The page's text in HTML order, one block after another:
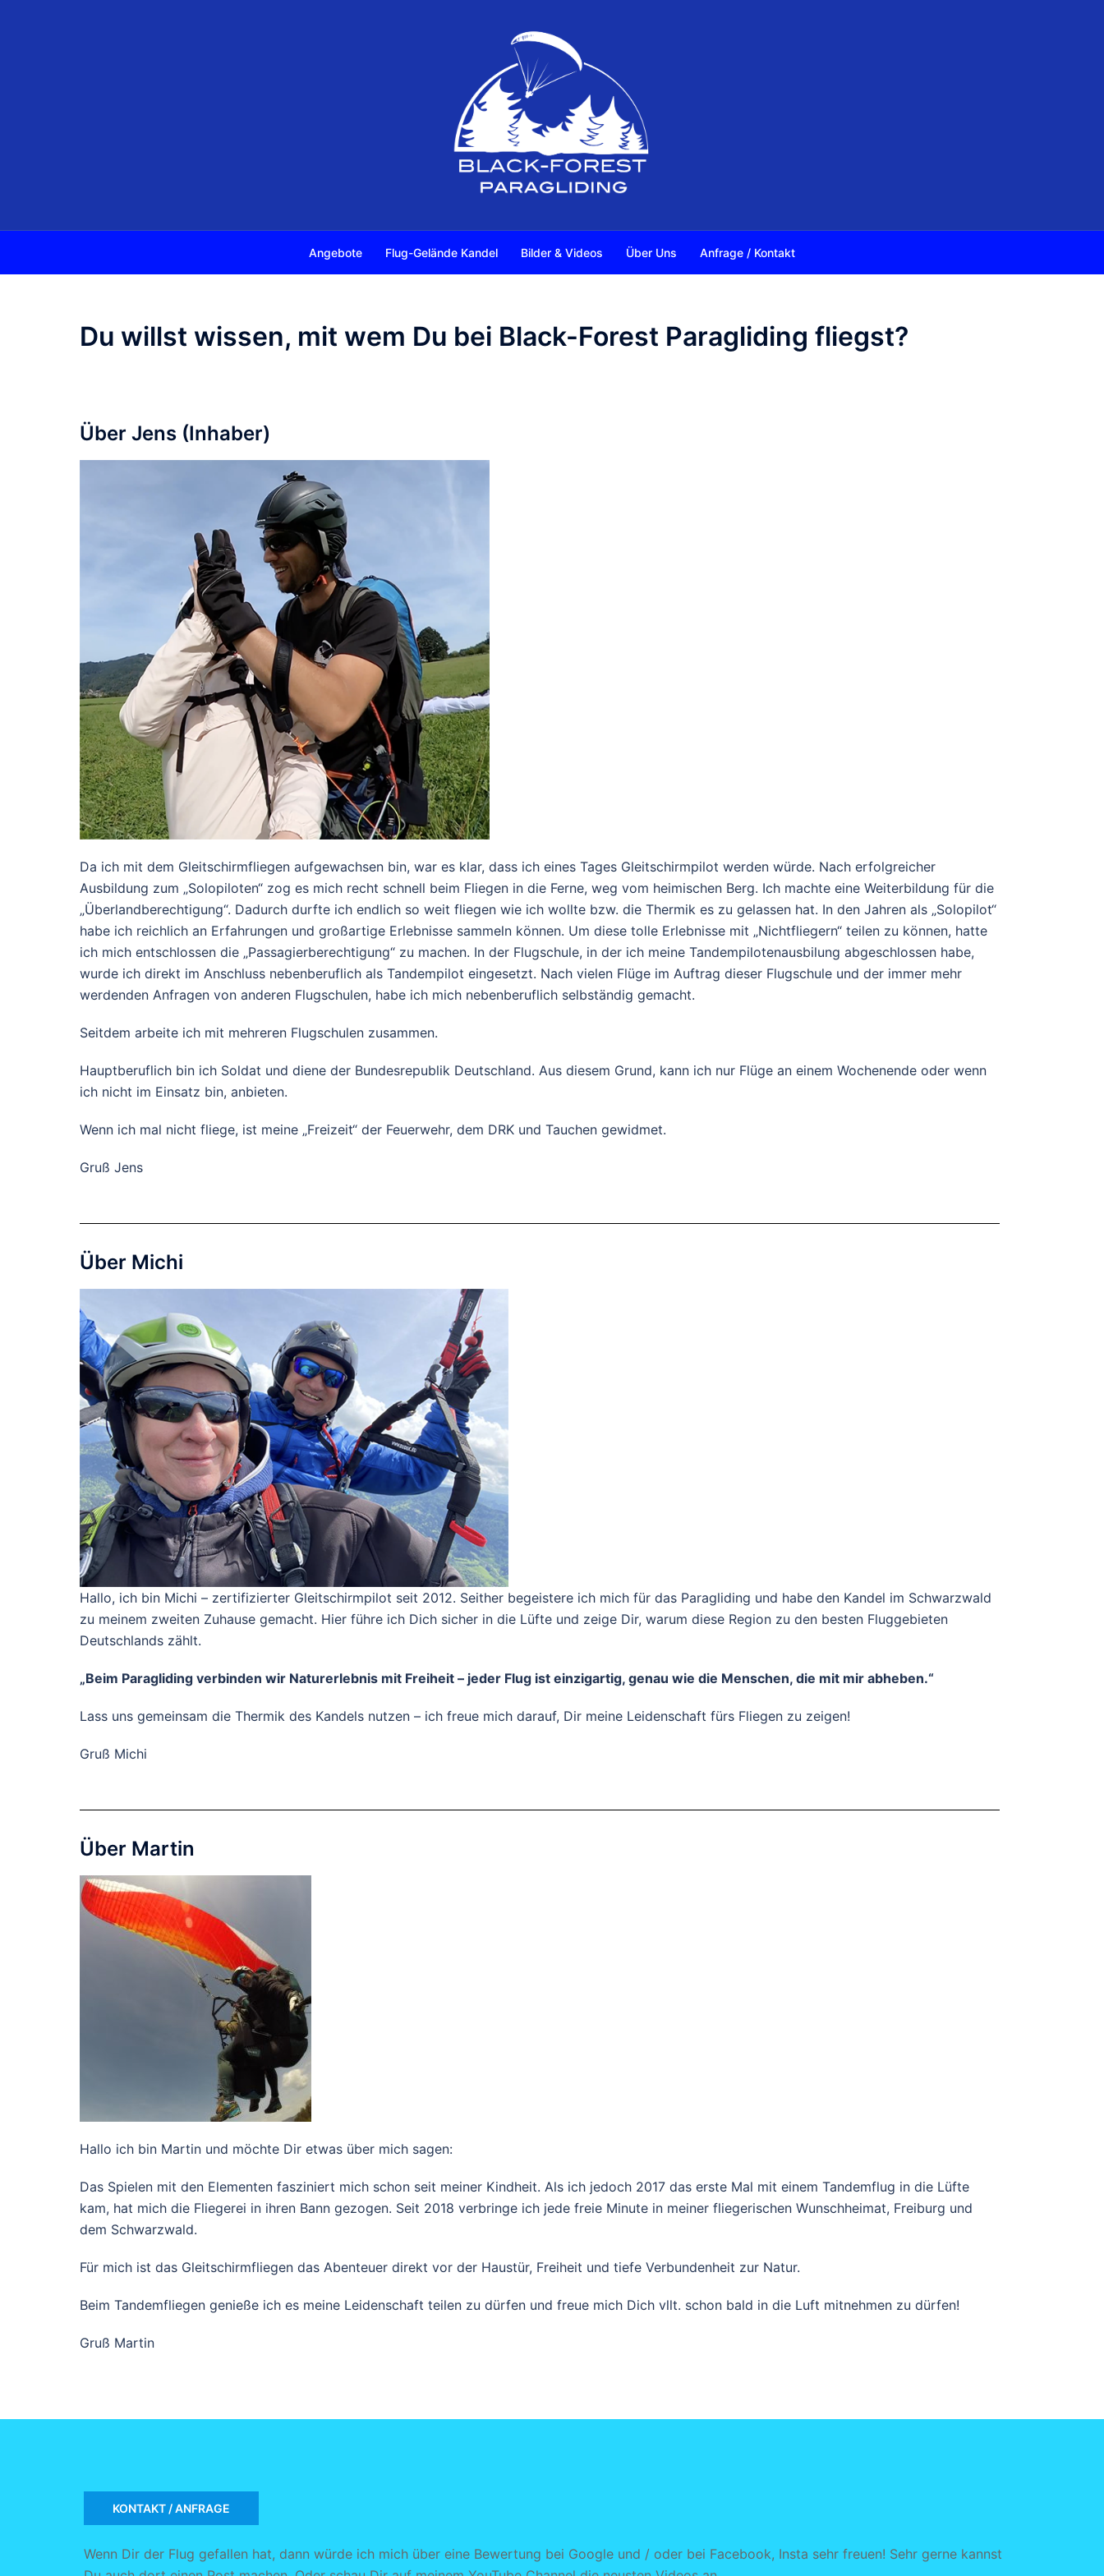
Angebote Flug-Gelände Kandel Bilder & Videos Über Uns Anfrage / Kontakt
Du willst wissen, mit wem Du bei Black-Forest Paragliding fliegst?
Über Jens (Inhaber)
Da ich mit dem Gleitschirmfliegen aufgewachsen bin, war es klar, dass ich eines Tages Gleitschirmpilot werden würde. Nach erfolgreicher
Ausbildung zum „Solopiloten“ zog es mich recht schnell beim Fliegen in die Ferne, weg vom heimischen Berg. Ich machte eine Weiterbildung für die
„Überlandberechtigung“. Dadurch durfte ich endlich so weit fliegen wie ich wollte bzw. die Thermik es zu gelassen hat. In den Jahren als „Solopilot“
habe ich reichlich an Erfahrungen und großartige Erlebnisse sammeln können. Um diese tolle Erlebnisse mit „Nichtfliegern“ teilen zu können, hatte
ich mich entschlossen die „Passagierberechtigung“ zu machen. In der Flugschule, in der ich meine Tandempilotenausbilung abgeschlossen habe,
wurde ich direkt im Anschluss nebenberuflich als Tandempilot eingesetzt. Nach vielen Flüge im Auftrag dieser Flugschule und der immer mehr
werdenden Anfragen von anderen Flugschulen, habe ich mich nebenberuflich selbständig gemacht.
Seitdem arbeite ich mit mehreren Flugschulen zusammen.
Hauptberuflich bin ich Soldat und diene der Bundesrepublik Deutschland. Aus diesem Grund, kann ich nur Flüge an einem Wochenende oder wenn
ich nicht im Einsatz bin, anbieten.
Wenn ich mal nicht fliege, ist meine „Freizeit“ der Feuerwehr, dem DRK und Tauchen gewidmet.
Gruß Jens
Über Michi
Hallo, ich bin Michi – zertifizierter Gleitschirmpilot seit 2012. Seither begeistere ich mich für das Paragliding und habe den Kandel im Schwarzwald
zu meinem zweiten Zuhause gemacht. Hier führe ich Dich sicher in die Lüfte und zeige Dir, warum diese Region zu den besten Fluggebieten
Deutschlands zählt.
„Beim Paragliding verbinden wir Naturerlebnis mit Freiheit – jeder Flug ist einzigartig, genau wie die Menschen, die mit mir abheben.“
Lass uns gemeinsam die Thermik des Kandels nutzen – ich freue mich darauf, Dir meine Leidenschaft fürs Fliegen zu zeigen!
Gruß Michi
Über Martin
Hallo ich bin Martin und möchte Dir etwas über mich sagen:
Das Spielen mit den Elementen fasziniert mich schon seit meiner Kindheit. Als ich jedoch 2017 das erste Mal mit einem Tandemflug in die Lüfte
kam, hat mich die Fliegerei in ihren Bann gezogen. Seit 2018 verbringe ich jede freie Minute in meiner fliegerischen Wunschheimat, Freiburg und
dem Schwarzwald.
Für mich ist das Gleitschirmfliegen das Abenteuer direkt vor der Haustür, Freiheit und tiefe Verbundenheit zur Natur.
Beim Tandemfliegen genieße ich es meine Leidenschaft teilen zu dürfen und freue mich Dich vllt. schon bald in die Luft mitnehmen zu dürfen!
Gruß Martin
KONTAKT / ANFRAGE
Wenn Dir der Flug gefallen hat, dann würde ich mich über eine Bewertung bei Google und / oder bei Facebook, Insta sehr freuen! Sehr gerne kannst